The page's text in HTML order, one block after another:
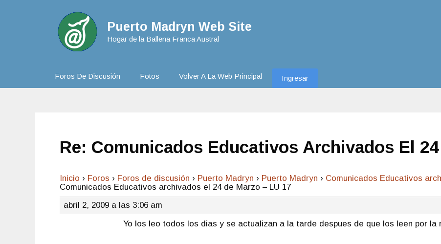
Puerto Madryn Web Site
Hogar de la Ballena Franca Austral
Foros De Discusión Fotos Volver A La Web Principal Ingresar
Re: Comunicados Educativos Archivados El 24
Inicio › Foros › Foros de discusión › Puerto Madryn › Puerto Madryn › Comunicados Educativos
Comunicados Educativos archivados el 24 de Marzo – LU 17
abril 2, 2009 a las 3:06 am
Yo los leo todos los dias y se actualizan a la tarde despues de que los leen por la